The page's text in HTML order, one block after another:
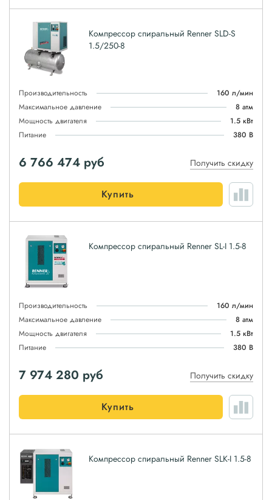
Компрессор спиральный Renner SLD-S
1.5/250-8
Производительность
160 л/мин
Максимальное давление
8 атм
Мощность двигателя
1.5 кВт
Питание
380 В
6 766 474 руб Получить скидку
Купить
Компрессор спиральный Renner SL-I 1.5-8
Производительность
160 л/мин
Максимальное давление
8 атм
Мощность двигателя
1.5 кВт
Питание
380 В
7 974 280 руб Получить скидку
Купить
Компрессор спиральный Renner SLK-I 1.5-8